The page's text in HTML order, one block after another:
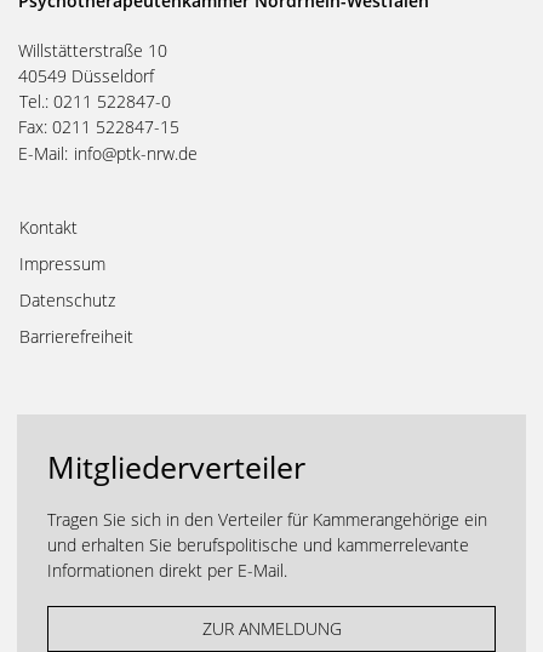
Willstätterstraße 10
40549 Düsseldorf
Tel.: 0211 522847-0
Fax: 0211 522847-15
E-Mail: info@ptk-nrw.de
Kontakt
Impressum
Datenschutz
Barrierefreiheit
Mitgliederverteiler
Tragen Sie sich in den Verteiler für Kammerangehörige ein
und erhalten Sie berufspolitische und kammerrelevante
Informationen direkt per E-Mail.
ZUR ANMELDUNG